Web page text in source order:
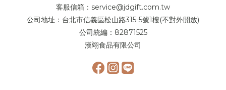
客服信箱：service@jdgift.com.tw
公司地址：台北市信義區松山路315-5號1樓(不對外開放)
公司統編：82871525
漢翊食品有限公司